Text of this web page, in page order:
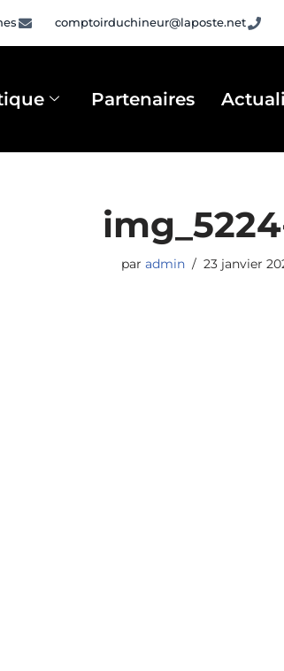
comptoirduchineur@laposte.net
Partenaires
paradmin 23 janvier